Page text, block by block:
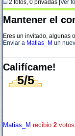
2 fotos, 0 privadas | Ver
Mantener el
Eres un invitado, algunas
Enviar a Matias_M un
Califícame!
5/5
Matias_M recibio 2